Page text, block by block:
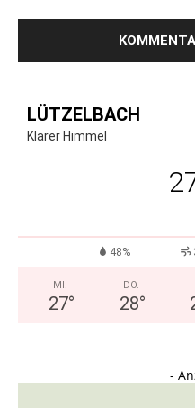
LÜTZELBACH
Klarer Himmel
48%
MI.
27°
DO.
28°
-